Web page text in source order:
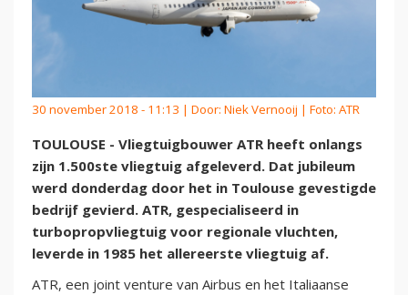
30 november 2018 - 11:13 | Door: Niek Vernooij | Foto: ATR
TOULOUSE - Vliegtuigbouwer ATR heeft onlangs
zijn 1.500ste vliegtuig afgeleverd. Dat jubileum
werd donderdag door het in Toulouse gevestigde
bedrijf gevierd. ATR, gespecialiseerd in
turbopropvliegtuig voor regionale vluchten,
leverde in 1985 het allereerste vliegtuig af.
ATR, een joint venture van Airbus en het Italiaanse